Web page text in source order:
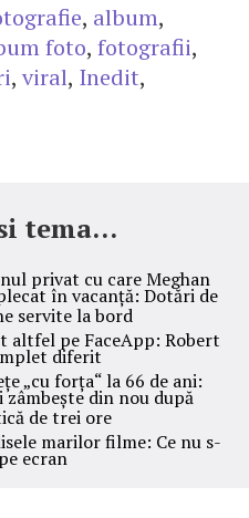
, album,
foto, fotografii,
, viral, Inedit,
tema...
privat cu care Meghan
în vacanță: Dotări de
servite la bord
altfel pe FaceApp: Robert
diferit
„cu forța“ la 66 de ani:
din nou după
de trei ore
marilor filme: Ce nu s-
ecran